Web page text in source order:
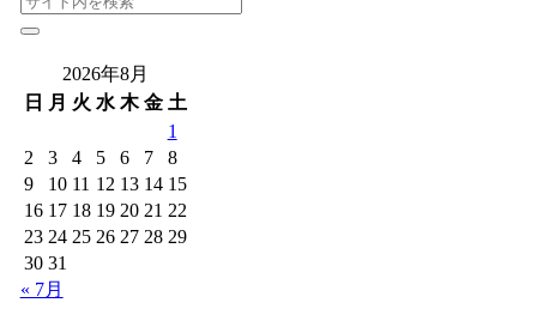
2026年8月
日
月 火 水 木 金 土
1
2
3 4 5 6 7
8
9
10 11 12 13 14 15
16 17 18 19 20 21 22
23 24 25 26 27 28 29
30 31
« 7月